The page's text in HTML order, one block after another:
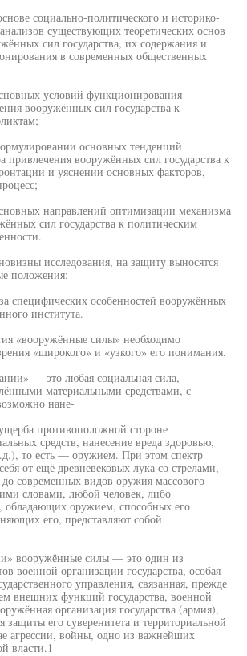
социально-политического и историко-
существующих теоретических основ
сил государства, их содержания и
в современных общественных
условий функционирования
вооружённых сил государства к
основных тенденций
привлечения вооружённых сил государства к
и уяснении основных факторов,
направлений оптимизации механизма
сил государства к политическим
исследования, на защиту выносятся
положения:
специфических особенностей вооружённых
института.
«вооружённые силы» необходимо
«широкого» и «узкого» его понимания.
— это любая социальная сила,
материальными средствами, с
нане-
противоположной стороне
средств, нанесение вреда здоровью,
то есть — оружием. При этом спектр
от ещё древневековых лука со стрелами,
современных видов оружия массового
словами, любой человек, либо
обладающих оружием, способных его
его, представляют собой
вооружённые силы — это один из
военной организации государства, особая
управления, связанная, прежде
внешних функций государства, военной
организация государства (армия),
защиты его суверенитета и территориальной
агрессии, войны, одно из важнейших
власти.1